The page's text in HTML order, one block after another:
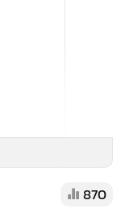
ราย มียอดผู้เสีย
ระเทศไทย มีผู้ติด
870